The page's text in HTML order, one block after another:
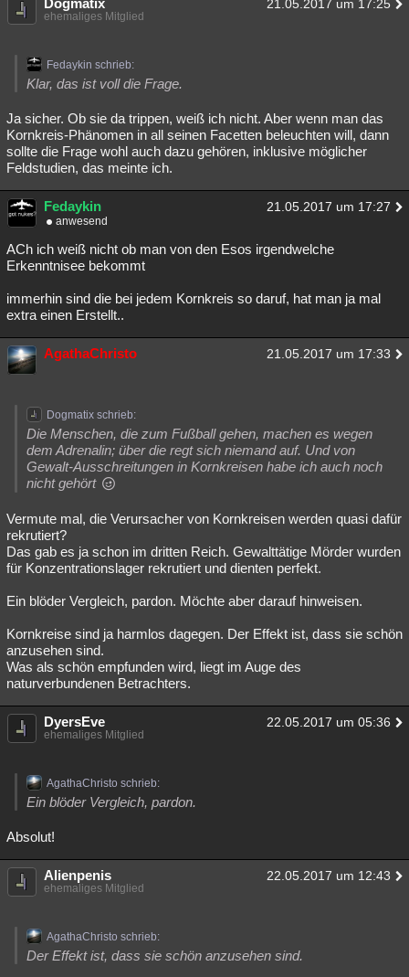
Dogmatix 21.05.2017 um 17:25
ehemaliges Mitglied
Fedaykin schrieb:
Klar, das ist voll die Frage.
Ja sicher. Ob sie da trippen, weiß ich nicht. Aber wenn man das
Kornkreis-Phänomen in all seinen Facetten beleuchten will, dann
sollte die Frage wohl auch dazu gehören, inklusive möglicher
Feldstudien, das meinte ich.
Fedaykin 21.05.2017 um 17:27
anwesend
ACh ich weiß nicht ob man von den Esos irgendwelche
Erkenntnisee bekommt
immerhin sind die bei jedem Kornkreis so daruf, hat man ja mal
extra einen Erstellt..
AgathaChristo 21.05.2017 um 17:33
Dogmatix schrieb:
Die Menschen, die zum Fußball gehen, machen es wegen
dem Adrenalin; über die regt sich niemand auf. Und von
Gewalt-Ausschreitungen in Kornkreisen habe ich auch noch
nicht gehört
Vermute mal, die Verursacher von Kornkreisen werden quasi dafür
rekrutiert?
Das gab es ja schon im dritten Reich. Gewalttätige Mörder wurden
für Konzentrationslager rekrutiert und dienten perfekt.
Ein blöder Vergleich, pardon. Möchte aber darauf hinweisen.
Kornkreise sind ja harmlos dagegen. Der Effekt ist, dass sie schön
anzusehen sind.
Was als schön empfunden wird, liegt im Auge des
naturverbundenen Betrachters.
DyersEve 22.05.2017 um 05:36
ehemaliges Mitglied
AgathaChristo schrieb:
Ein blöder Vergleich, pardon.
Absolut!
Alienpenis 22.05.2017 um 12:43
ehemaliges Mitglied
AgathaChristo schrieb:
Der Effekt ist, dass sie schön anzusehen sind.